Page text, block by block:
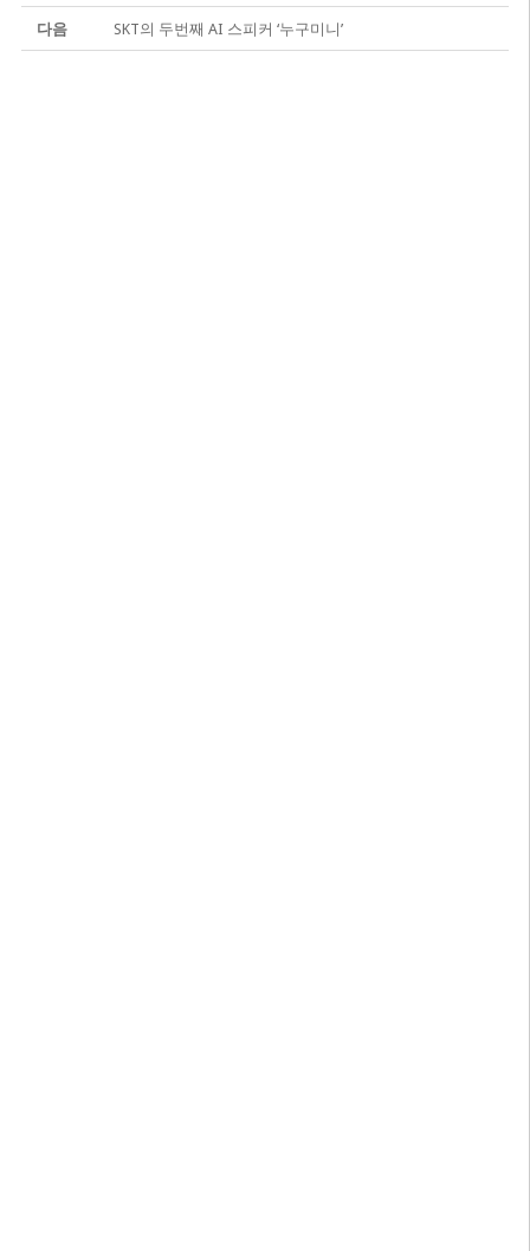
다음 SKT의 두번째 AI 스피커 ‘누구미니’